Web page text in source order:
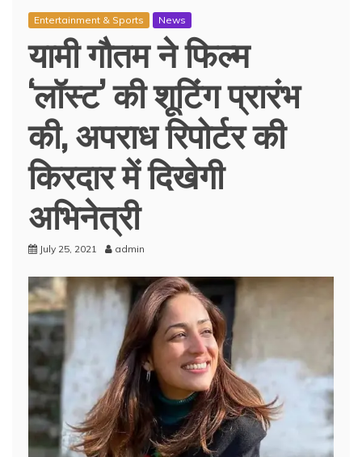
Entertainment & Sports News
यामी गौतम ने फिल्म
‘लॉस्ट’ की शूटिंग प्रारंभ
की, अपराध रिपोर्टर की
किरदार में दिखेगी
अभिनेत्री
July 25, 2021 admin